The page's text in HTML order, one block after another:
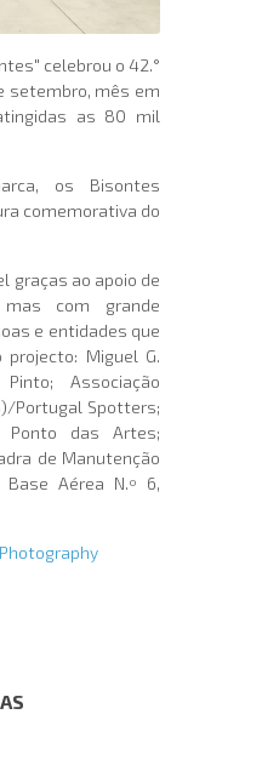
celebrou o 42.°
setembro, mês em
as 80 mil
os Bisontes
comemorativa do
graças ao apoio de
com grande
e entidades que
Miguel G.
Associação
Portugal Spotters;
Ponto das Artes;
de Manutenção
Aérea N.º 6,